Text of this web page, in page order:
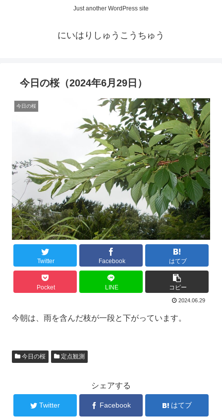
Just another WordPress site
にいはりしゅうこうちゅう
今日の桜（2024年6月29日）
今日の桜
Twitter Facebook はてブ
Pocket LINE コピー
2024.06.29
今朝は、雨を含んだ枝が一段と下がっています。
今日の桜 定点観測
シェアする
Twitter Facebook はてブ